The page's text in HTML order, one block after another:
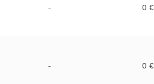
- 0 €
- 0 €